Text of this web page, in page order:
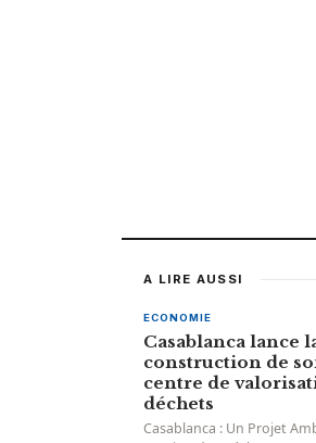
A LIRE AUSSI
ECONOMIE
Casablanca lance
construction de
centre de
déchets
Casablanca : Un Projet